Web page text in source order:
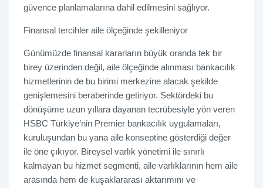
güvence planlamalarına dahil edilmesini sağlıyor.
Finansal tercihler aile ölçeğinde şekilleniyor
Günümüzde finansal kararların büyük oranda tek bir
birey üzerinden değil, aile ölçeğinde alınması bankacılık
hizmetlerinin de bu birimi merkezine alacak şekilde
genişlemesini beraberinde getiriyor. Sektördeki bu
dönüşüme uzun yıllara dayanan tecrübesiyle yön veren
HSBC Türkiye’nin Premier bankacılık uygulamaları,
kuruluşundan bu yana aile konseptine gösterdiği değer
ile öne çıkıyor. Bireysel varlık yönetimi ile sınırlı
kalmayan bu hizmet segmenti, aile varlıklarının hem aile
arasında hem de kuşaklararası aktarımını ve